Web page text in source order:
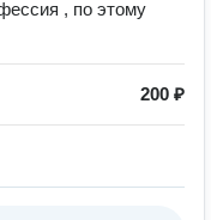
, по этому
200 ₽